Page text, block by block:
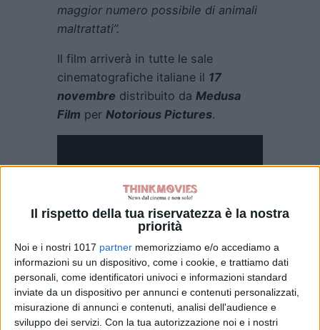
Il rispetto della tua riservatezza è la nostra
priorità
Noi e i nostri 1017 partner memorizziamo e/o accediamo a
informazioni su un dispositivo, come i cookie, e trattiamo dati
personali, come identificatori univoci e informazioni standard
inviate da un dispositivo per annunci e contenuti personalizzati,
misurazione di annunci e contenuti, analisi dell'audience e
sviluppo dei servizi. Con la tua autorizzazione noi e i nostri
maggior numero possibile di animali
maltrattati”.
Il film arriverà in tutte le sale
cinematografiche italiane il 17
novembre distribuito da Medusa
Film per Notorious Pictures.
A distanza di4anni dall’ultimo
capitolo, torna al cinema in una
veste tutta nuovaBelle & Sebastien,
il grande classico che ha